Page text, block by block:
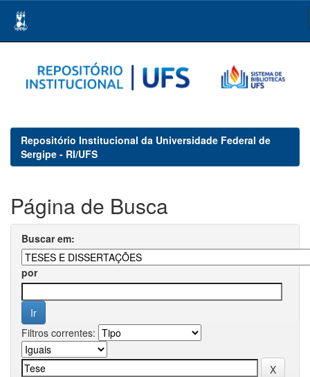
navigation
Repositório Institucional da Universidade Federal de
Sergipe - RI/UFS
Página de Busca
Buscar em:
por
Filtros correntes: